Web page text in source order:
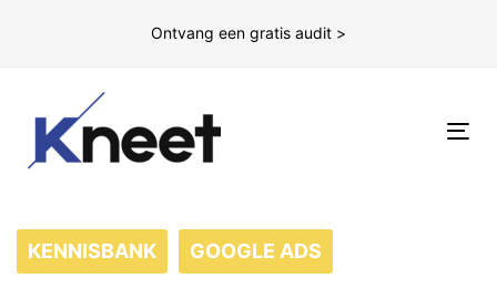
Ontvang een gratis audit >
KENNISBANK GOOGLE ADS